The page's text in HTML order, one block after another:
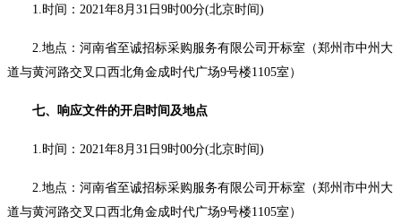
1.时间：2021年8月 31 日 9时00分(北京时间)
2.地点：河南省至诚招标采购服务有限公司开标室（郑州市中州大
道与黄河路交叉口西北角金成时代广场9号楼1105室）
七、响应文件的开启时间及地点
1.时间：2021年8月 31 日 9时00分(北京时间)
2.地点：河南省至诚招标采购服务有限公司开标室（郑州市中州大
道与黄河路交叉口西北角金成时代广场9号楼1105室）